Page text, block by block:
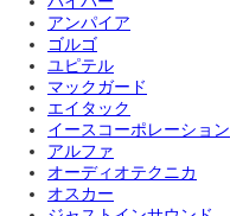
アンパイア
ゴルゴ
ユピテル
マックガード
エイタック
イースコーポレーション
アルファ
オーディオテクニカ
オスカー